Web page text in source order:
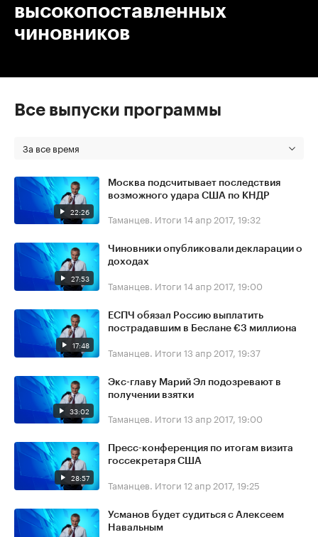
высокопоставленных
чиновников
Все выпуски программы
За все время
22:26
Москва подсчитывает последствия
возможного удара США по КНДР
Таманцев. Итоги 14 апр 2017, 19:32
27:53
Чиновники опубликовали декларации о
доходах
Таманцев. Итоги 14 апр 2017, 19:00
17:48
ЕСПЧ обязал Россию выплатить
пострадавшим в Беслане €3 миллиона
Таманцев. Итоги 13 апр 2017, 19:37
33:02
Экс-главу Марий Эл подозревают в
получении взятки
Таманцев. Итоги 13 апр 2017, 19:00
28:57
Пресс-конференция по итогам визита
госсекретаря США
Таманцев. Итоги 12 апр 2017, 19:25
Усманов будет судиться с Алексеем
Навальным